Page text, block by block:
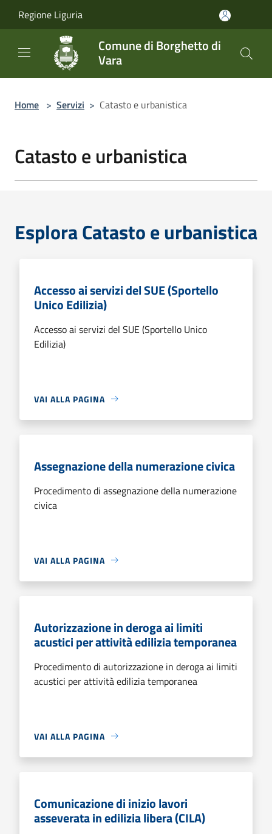
Regione Liguria
Comune di Borghetto di
Vara
Home > Servizi > Catasto e urbanistica
Catasto e urbanistica
Esplora Catasto e urbanistica
Accesso ai servizi del SUE (Sportello
Unico Edilizia)
Accesso ai servizi del SUE (Sportello Unico
Edilizia)
VAI ALLA PAGINA
Assegnazione della numerazione civica
Procedimento di assegnazione della numerazione
civica
VAI ALLA PAGINA
Autorizzazione in deroga ai limiti
acustici per attività edilizia temporanea
Procedimento di autorizzazione in deroga ai limiti
acustici per attività edilizia temporanea
VAI ALLA PAGINA
Comunicazione di inizio lavori
asseverata in edilizia libera (CILA)